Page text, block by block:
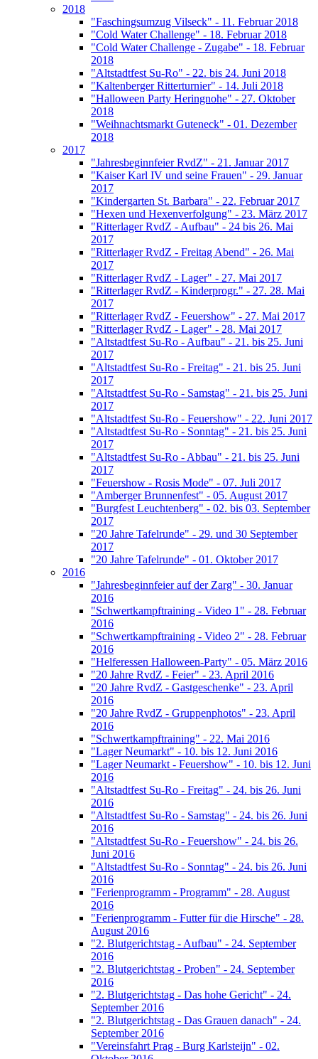
2018
"Faschingsumzug Vilseck" - 11. Februar 2018
"Cold Water Challenge" - 18. Februar 2018
"Cold Water Challenge - Zugabe" - 18. Februar
2018
"Altstadtfest Su-Ro" - 22. bis 24. Juni 2018
"Kaltenberger Ritterturnier" - 14. Juli 2018
"Halloween Party Heringnohe" - 27. Oktober
2018
"Weihnachtsmarkt Guteneck" - 01. Dezember
2018
2017
"Jahresbeginnfeier RvdZ" - 21. Januar 2017
"Kaiser Karl IV und seine Frauen" - 29. Januar
2017
"Kindergarten St. Barbara" - 22. Februar 2017
"Hexen und Hexenverfolgung" - 23. März 2017
"Ritterlager RvdZ - Aufbau" - 24 bis 26. Mai
2017
"Ritterlager RvdZ - Freitag Abend" - 26. Mai
2017
"Ritterlager RvdZ - Lager" - 27. Mai 2017
"Ritterlager RvdZ - Kinderprogr." - 27. 28. Mai
2017
"Ritterlager RvdZ - Feuershow" - 27. Mai 2017
"Ritterlager RvdZ - Lager" - 28. Mai 2017
"Altstadtfest Su-Ro - Aufbau" - 21. bis 25. Juni
2017
"Altstadtfest Su-Ro - Freitag" - 21. bis 25. Juni
2017
"Altstadtfest Su-Ro - Samstag" - 21. bis 25. Juni
2017
"Altstadtfest Su-Ro - Feuershow" - 22. Juni 2017
"Altstadtfest Su-Ro - Sonntag" - 21. bis 25. Juni
2017
"Altstadtfest Su-Ro - Abbau" - 21. bis 25. Juni
2017
"Feuershow - Rosis Mode" - 07. Juli 2017
"Amberger Brunnenfest" - 05. August 2017
"Burgfest Leuchtenberg" - 02. bis 03. September
2017
"20 Jahre Tafelrunde" - 29. und 30 September
2017
"20 Jahre Tafelrunde" - 01. Oktober 2017
2016
"Jahresbeginnfeier auf der Zarg" - 30. Januar
2016
"Schwertkampftraining - Video 1" - 28. Februar
2016
"Schwertkampftraining - Video 2" - 28. Februar
2016
"Helferessen Halloween-Party" - 05. März 2016
"20 Jahre RvdZ - Feier" - 23. April 2016
"20 Jahre RvdZ - Gastgeschenke" - 23. April
2016
"20 Jahre RvdZ - Gruppenphotos" - 23. April
2016
"Schwertkampftraining" - 22. Mai 2016
"Lager Neumarkt" - 10. bis 12. Juni 2016
"Lager Neumarkt - Feuershow" - 10. bis 12. Juni
2016
"Altstadtfest Su-Ro - Freitag" - 24. bis 26. Juni
2016
"Altstadtfest Su-Ro - Samstag" - 24. bis 26. Juni
2016
"Altstadtfest Su-Ro - Feuershow" - 24. bis 26.
Juni 2016
"Altstadtfest Su-Ro - Sonntag" - 24. bis 26. Juni
2016
"Ferienprogramm - Programm" - 28. August
2016
"Ferienprogramm - Futter für die Hirsche" - 28.
August 2016
"2. Blutgerichtstag - Aufbau" - 24. September
2016
"2. Blutgerichtstag - Proben" - 24. September
2016
"2. Blutgerichtstag - Das hohe Gericht" - 24.
September 2016
"2. Blutgerichtstag - Das Grauen danach" - 24.
September 2016
"Vereinsfahrt Prag - Burg Karlsteijn" - 02.